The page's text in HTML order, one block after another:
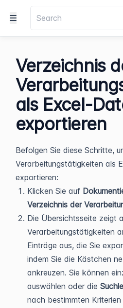
Verzeichnis
als Excel-
exportieren
Befolgen Sie diese Schritte,
Verarbeitungstätigkeiten als
exportieren:
Klicken Sie auf
Verzeichnis der
Die Übersichtsseite zeigt
Verarbeitungstätigkeiten
Einträge aus, die Sie
indem Sie die Kästchen
ankreuzen. Sie können
auswählen oder die
nach bestimmten Kriterien